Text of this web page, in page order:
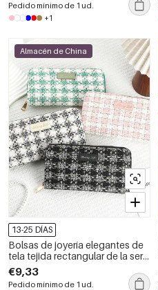
Pedido mínimo de 1 ud.
+1
Almacén de China
13-25 DÍAS
Bolsas de joyería elegantes de
tela tejida rectangular de la serie
Luxury Series
€9,33
Pedido mínimo de 1 ud.